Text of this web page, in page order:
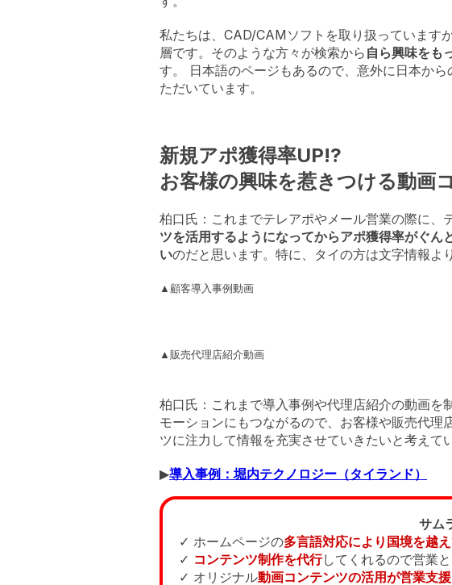
私たちは、CAD/CAMソフトを取り扱っています
層です。そのような方々が検索から 自ら興味をも
す。 日本語のページもあるので、意外に日本か
ただいています。
新規アポ獲得率UP!?
お客様の興味を惹きつける動画
柏口氏：これまでテレアポやメール営業の際に、
ツを活用するようになってからアポ獲得率がぐん
いのだと思います。特に、タイの方は文字情報よ
▲顧客導入事例動画
▲販売代理店紹介動画
柏口氏：これまで導入事例や代理店紹介の動画を
モーションにもつながるので、お客様や販売代
ツに注力して情報を充実させていきたいと考えて
▶導入事例：堀内テクノロジー（タイランド）
サム
✓ ホームページの多言語対応により国境を越
✓ コンテンツ制作を代行してくれるので営業
✓ オリジナル動画コンテンツの活用が営業支援